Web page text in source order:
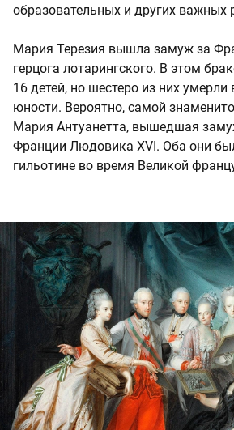
образовательных и других важных
Мария Терезия вышла замуж за
герцога лотарингского. В этом
16 детей, но шестеро из них умерли
юности. Вероятно, самой
Мария Антуанетта, вышедшая
Франции Людовика XVI. Оба они
гильотине во время Великой